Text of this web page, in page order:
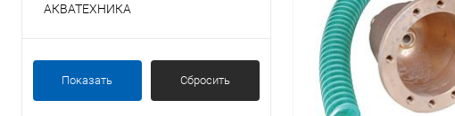
АКВАТЕХНИКА
Показать Сбросить
В избранное
К сравнению